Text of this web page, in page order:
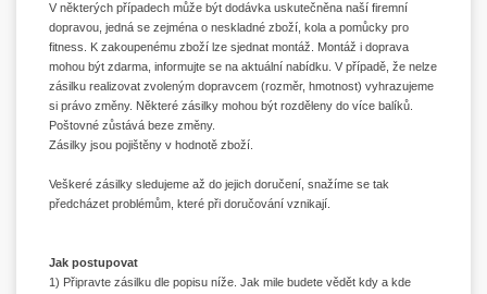
V některých případech může být dodávka uskutečněna naší firemní
dopravou, jedná se zejména o neskladné zboží, kola a pomůcky pro
fitness. K zakoupenému zboží lze sjednat montáž. Montáž i doprava
mohou být zdarma, informujte se na aktuální nabídku. V případě, že nelze
zásilku realizovat zvoleným dopravcem (rozměr, hmotnost) vyhrazujeme
si právo změny. Některé zásilky mohou být rozděleny do více balíků.
Poštovné zůstává beze změny.
Zásilky jsou pojištěny v hodnotě zboží.
Veškeré zásilky sledujeme až do jejich doručení, snažíme se tak
předcházet problémům, které při doručování vznikají.
Jak postupovat
1) Připravte zásilku dle popisu níže. Jak mile budete vědět kdy a kde